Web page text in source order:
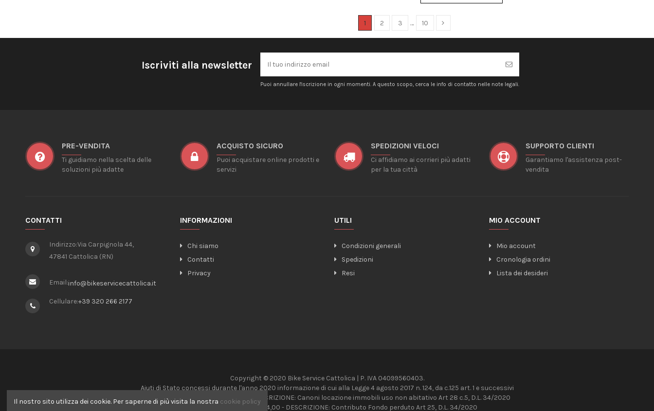
1 2 3 … 10
Iscriviti alla newsletter
Puoi annullare l'iscrizione in ogni momenti. A questo scopo, cerca le info di contatto nelle note legali.
PRE-VENDITA
Ti guidiamo nella scelta delle
soluzioni più adatte
ACQUISTO SICURO
Puoi acquistare online prodotti e
servizi
SPEDIZIONI VELOCI
Ci affidiamo ai corrieri più adatti
per la tua città
SUPPORTO CLIENTI
Garantiamo l'assistenza post-
vendita
CONTATTI
Indirizzo:Via Carpignola 44,
47841 Cattolica (RN)
Email:info@bikeservicecattolica.it
Cellulare:+39 320 266 2177
INFORMAZIONI
Chi siamo
Contatti
Privacy
UTILI
Condizioni generali
Spedizioni
Resi
MIO ACCOUNT
Mio account
Cronologia ordini
Lista dei desideri
Copyright © 2020 Bike Service Cattolica | P. IVA 04099560403.
Aiuti di Stato concessi durante l'anno 2020 informazione di cui alla Legge 4 agosto 2017 n. 124, da c.125 art. 1 e successivi
CODICE: 60 - IMPORTI: € 4,064,72 - DESCRIZIONE: Canoni locazione immobili uso non abitativo Art 28 c.5, D.L. 34/2020
CODICE: 20 - IMPORTI: € 8,624,00 - DESCRIZIONE: Contributo Fondo perduto Art 25, D.L. 34/2020
Il nostro sito utilizza dei cookie. Per saperne di più visita la nostra cookie policy